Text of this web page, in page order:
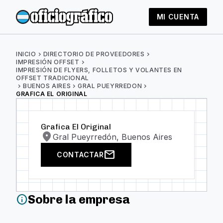
MI CUENTA
INICIO chevron_right DIRECTORIO DE PROVEEDORES chevron_right
IMPRESIÓN OFFSET chevron_right
IMPRESIÓN DE FLYERS, FOLLETOS Y VOLANTES EN
OFFSET TRADICIONAL
chevron_right BUENOS AIRES chevron_rightGRAL PUEYRREDON chevron_right
GRAFICA EL ORIGINAL
Grafica El Original
location_on Gral Pueyrredón, Buenos Aires
CONTACTARmail
infoSobre la empresa